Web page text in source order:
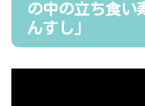
の中の立ち食い
んすし」